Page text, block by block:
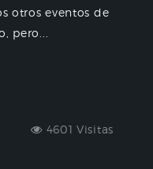
otros eventos de
pero...
4601 Visitas